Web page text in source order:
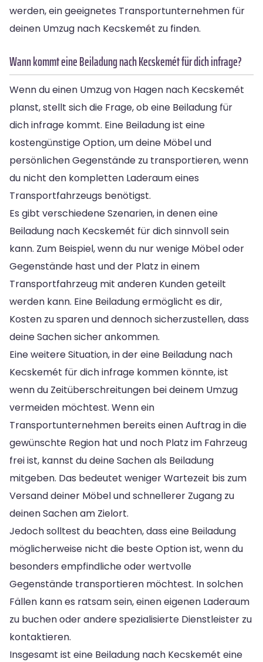
werden, ein geeignetes Transportunternehmen für
deinen Umzug nach Kecskemét zu finden.
Wann kommt eine Beiladung nach Kecskemét für dich infrage?
Wenn du einen Umzug von Hagen nach Kecskemét
planst, stellt sich die Frage, ob eine Beiladung für
dich infrage kommt. Eine Beiladung ist eine
kostengünstige Option, um deine Möbel und
persönlichen Gegenstände zu transportieren, wenn
du nicht den kompletten Laderaum eines
Transportfahrzeugs benötigst.
Es gibt verschiedene Szenarien, in denen eine
Beiladung nach Kecskemét für dich sinnvoll sein
kann. Zum Beispiel, wenn du nur wenige Möbel oder
Gegenstände hast und der Platz in einem
Transportfahrzeug mit anderen Kunden geteilt
werden kann. Eine Beiladung ermöglicht es dir,
Kosten zu sparen und dennoch sicherzustellen, dass
deine Sachen sicher ankommen.
Eine weitere Situation, in der eine Beiladung nach
Kecskemét für dich infrage kommen könnte, ist
wenn du Zeitüberschreitungen bei deinem Umzug
vermeiden möchtest. Wenn ein
Transportunternehmen bereits einen Auftrag in die
gewünschte Region hat und noch Platz im Fahrzeug
frei ist, kannst du deine Sachen als Beiladung
mitgeben. Das bedeutet weniger Wartezeit bis zum
Versand deiner Möbel und schnellerer Zugang zu
deinen Sachen am Zielort.
Jedoch solltest du beachten, dass eine Beiladung
möglicherweise nicht die beste Option ist, wenn du
besonders empfindliche oder wertvolle
Gegenstände transportieren möchtest. In solchen
Fällen kann es ratsam sein, einen eigenen Laderaum
zu buchen oder andere spezialisierte Dienstleister zu
kontaktieren.
Insgesamt ist eine Beiladung nach Kecskemét eine